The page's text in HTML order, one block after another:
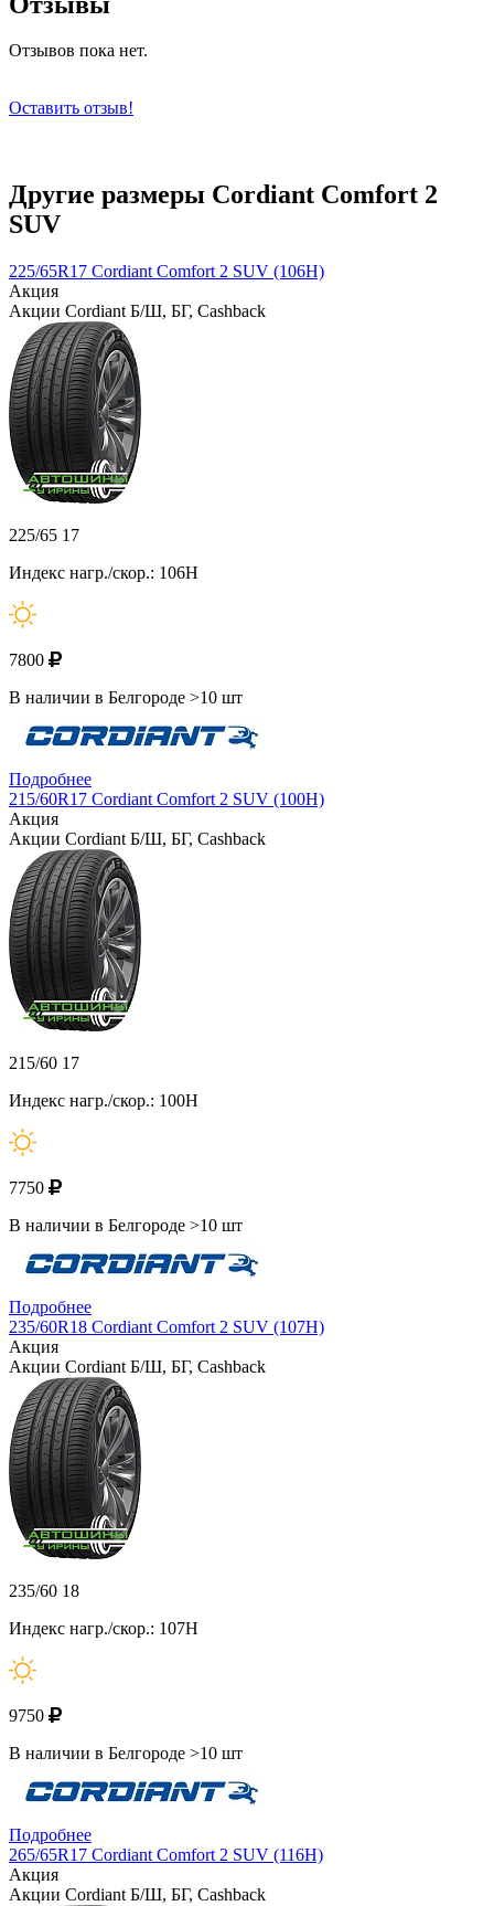
Отзывов пока нет.
Оставить отзыв!
Другие размеры Cordiant Comfort 2
SUV
225/65R17 Cordiant Comfort 2 SUV (106H)
Акция
Акции Cordiant Б/Ш, БГ, Cashback
225/65 17
Индекс нагр./скор.: 106H
7800
В наличии в Белгороде >10 шт
Подробнее
215/60R17 Cordiant Comfort 2 SUV (100H)
Акция
Акции Cordiant Б/Ш, БГ, Cashback
215/60 17
Индекс нагр./скор.: 100H
7750
В наличии в Белгороде >10 шт
Подробнее
235/60R18 Cordiant Comfort 2 SUV (107H)
Акция
Акции Cordiant Б/Ш, БГ, Cashback
235/60 18
Индекс нагр./скор.: 107H
9750
В наличии в Белгороде >10 шт
Подробнее
265/65R17 Cordiant Comfort 2 SUV (116H)
Акция
Акции Cordiant Б/Ш, БГ, Cashback